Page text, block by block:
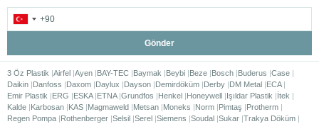
Gönder
3 Öz Plastik Airfel Ayen BAY-TEC Baymak Beybi Beze Bosch Buderus Case
Daikin Danfoss Daxom Daylux Dayson Demirdöküm Derby DM Metal ECA
Emir Plastik
ERG ESKA ETNA Grundfos Henkel Honeywell Işıldar Plastik
İtek
Kalde Karbosan KAS Magmaweld Metsan Moneks Norm Pimtaş
Protherm
Regen Pompa Rothenberger Selsil Serel Siemens Soudal Sukar Trakya Döküm